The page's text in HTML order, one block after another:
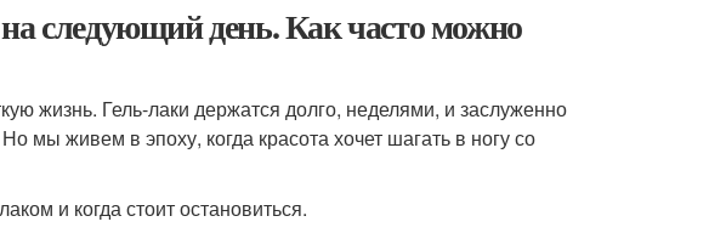
следующий день. Как часто можно
жизнь. Гель-лаки держатся долго, неделями, и заслуженно
мы живем в эпоху, когда красота хочет шагать в ногу со
и когда стоит остановиться.